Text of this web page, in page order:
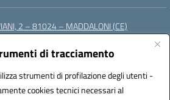
di tracciamento
strumenti di profilazione degli utenti -
cookies tecnici necessari al
2 – 81024 – MADDALONI (CE)
(PEC):ceic8av00r@pec.istruzione.it